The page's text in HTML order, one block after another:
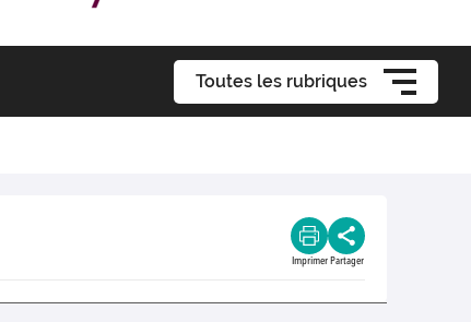
Toutes les rubriques
Imprimer Partager